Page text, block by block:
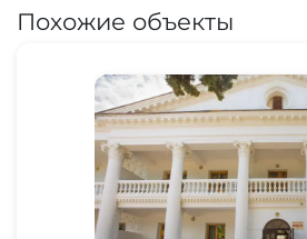
Похожие объекты